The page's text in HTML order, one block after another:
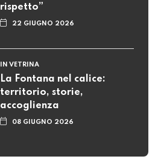
rispetto”
22 GIUGNO 2026
IN VETRINA
La Fontana nel calice:
territorio, storie,
accoglienza
08 GIUGNO 2026